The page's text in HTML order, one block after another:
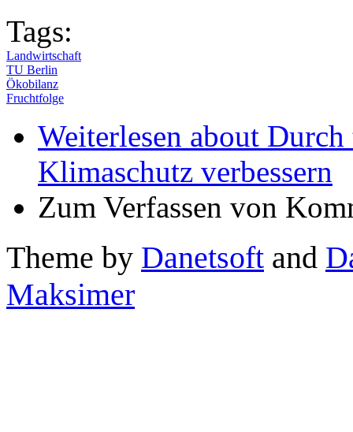
Tags:
Landwirtschaft
TU Berlin
Ökobilanz
Fruchtfolge
Weiterlesen about
Klimaschutz verbessern
Zum Verfassen von
Theme by Danetsoft and
Maksimer